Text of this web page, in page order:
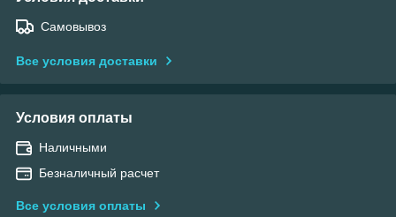
Самовывоз
Все условия доставки
Условия оплаты
Наличными
Безналичный расчет
Все условия оплаты